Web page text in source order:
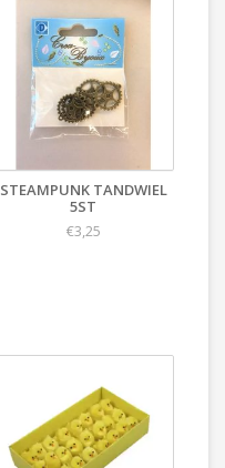
STEAMPUNK TANDWIEL
5ST
€3,25